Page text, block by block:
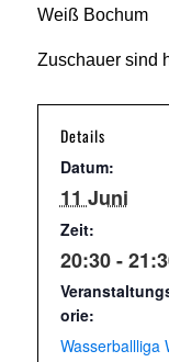
Weiß Bochum
Zuschauer sind
Details
Datum:
11 Juni
Zeit:
20:30 -
orie:
Wasserballliga